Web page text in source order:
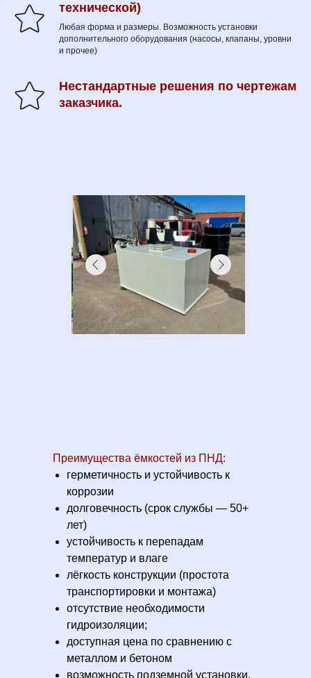
технической)
Любая форма и размеры. Возможность установки
дополнительного оборудования (насосы, клапаны, уровни
и прочее)
Нестандартные решения по чертежам
заказчика.
Преимущества ёмкостей из ПНД:
герметичность и устойчивость к
коррозии
долговечность (срок службы — 50+
лет)
устойчивость к перепадам
температур и влаге
лёгкость конструкции (простота
транспортировки и монтажа)
отсутствие необходимости
гидроизоляции;
доступная цена по сравнению с
металлом и бетоном
возможность подземной установки.